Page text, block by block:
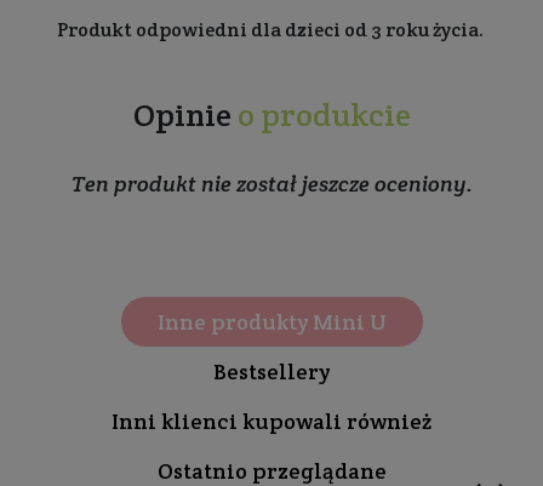
Produkt odpowiedni dla dzieci od 3 roku życia.
Opinie o produkcie
Ten produkt nie został jeszcze oceniony.
Inne produkty Mini U
Bestsellery
Inni klienci kupowali również
Ostatnio przeglądane